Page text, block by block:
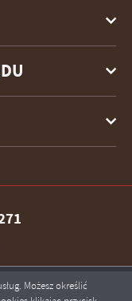
Możesz określić